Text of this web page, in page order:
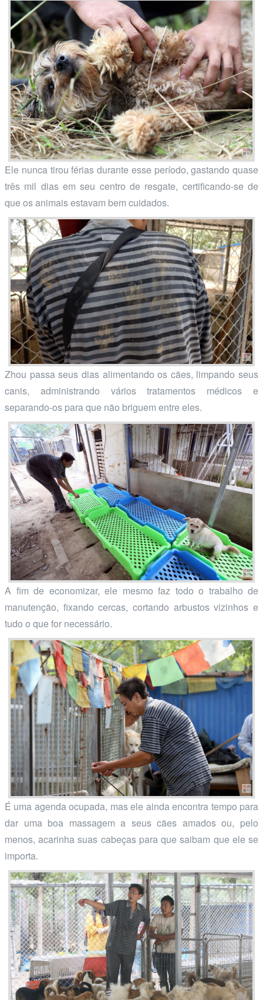
Ele nunca tirou férias durante esse período, gastando quase
três mil dias em seu centro de resgate, certificando-se de
que os animais estavam bem cuidados.
Zhou passa seus dias alimentando os cães, limpando seus
canis, administrando vários tratamentos médicos e
separando-os para que não briguem entre eles.
A fim de economizar, ele mesmo faz todo o trabalho de
manutenção, fixando cercas, cortando arbustos vizinhos e
tudo o que for necessário.
É uma agenda ocupada, mas ele ainda encontra tempo para
dar uma boa massagem a seus cães amados ou, pelo
menos, acarinha suas cabeças para que saibam que ele se
importa.